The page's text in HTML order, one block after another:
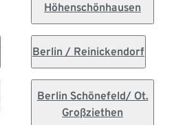
Höhenschönhausen
Berlin / Reinickendorf
Berlin Schönefeld/ Ot.
Großziethen